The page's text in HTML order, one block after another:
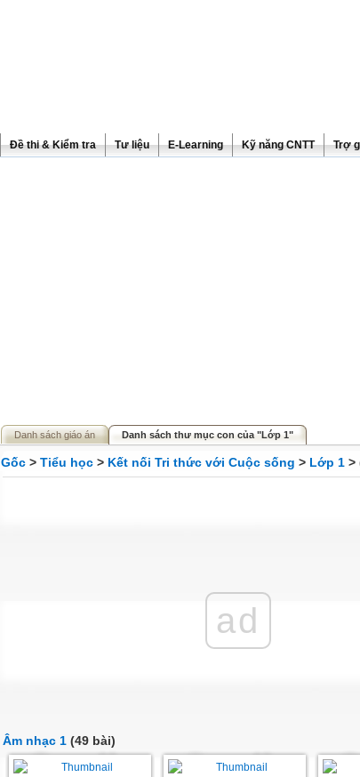
Đề thi & Kiểm tra Tư liệu E-Learning Kỹ năng CNTT Trợ
Danh sách giáo án Danh sách thư mục con của "Lớp 1"
Gốc > Tiểu học > Kết nối Tri thức với Cuộc sống > Lớp 1 >
ad
Âm nhạc 1 (49 bài)